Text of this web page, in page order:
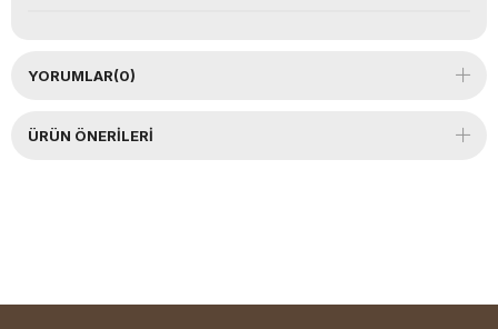
YORUMLAR(0)
ÜRÜN ÖNERILERI